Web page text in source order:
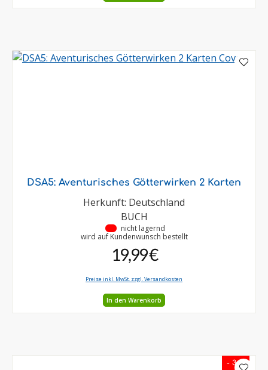
DSA5: Aventurisches Götterwirken 2 Karten
Herkunft: Deutschland
BUCH
nicht lagernd
wird auf Kundenwunsch bestellt
19,99 €
Preise inkl. MwSt. zzgl. Versandkosten
In den Warenkorb
- 3 %